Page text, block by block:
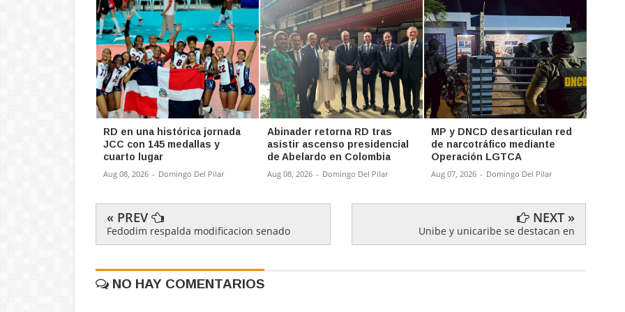
RD en una histórica jornada
JCC con 145 medallas y
cuarto lugar
Aug 08, 2026 - Domingo Del Pilar
Abinader retorna RD tras
asistir ascenso presidencial
de Abelardo en Colombia
Aug 08, 2026 - Domingo Del Pilar
MP y DNCD desarticulan red
de narcotráfico mediante
Operación LGTCA
Aug 07, 2026 - Domingo Del Pilar
« PREV
Fedodim respalda modificacion senado
NEXT »
Unibe y unicaribe se destacan en
NO HAY COMENTARIOS